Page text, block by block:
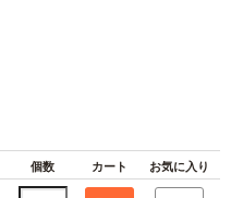
個数 カート お気に入り